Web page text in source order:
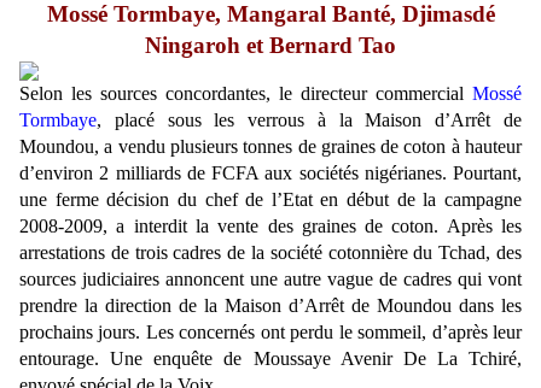
Mossé Tormbaye, Mangaral Banté, Djimasdé
Ningaroh et Bernard Tao
Selon les sources concordantes, le directeur commercial Mossé
Tormbaye, placé sous les verrous à la Maison d’Arrêt de
Moundou, a vendu plusieurs tonnes de graines de coton à hauteur
d’environ 2 milliards de FCFA aux sociétés nigérianes. Pourtant,
une ferme décision du chef de l’Etat en début de la campagne
2008-2009, a interdit la vente des graines de coton. Après les
arrestations de trois cadres de la société cotonnière du Tchad, des
sources judiciaires annoncent une autre vague de cadres qui vont
prendre la direction de la Maison d’Arrêt de Moundou dans les
prochains jours. Les concernés ont perdu le sommeil, d’après leur
entourage. Une enquête de Moussaye Avenir De La Tchiré,